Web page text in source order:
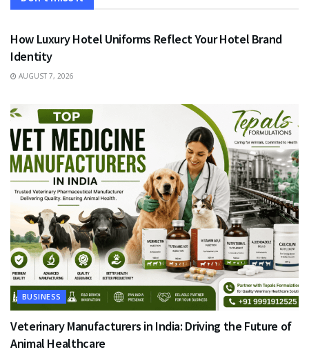
FASHION
How Luxury Hotel Uniforms Reflect Your Hotel Brand
Identity
AUGUST 7, 2026
BUSINESS
Veterinary Manufacturers in India: Driving the Future of
Animal Healthcare